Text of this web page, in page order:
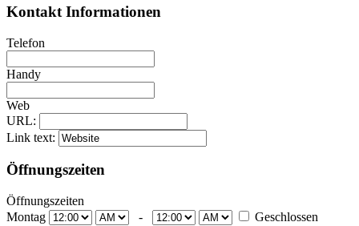
Kontakt Informationen
Telefon
Handy
Web
URL:
Link text:
Öffnungszeiten
Öffnungszeiten
Montag
-
Geschlossen